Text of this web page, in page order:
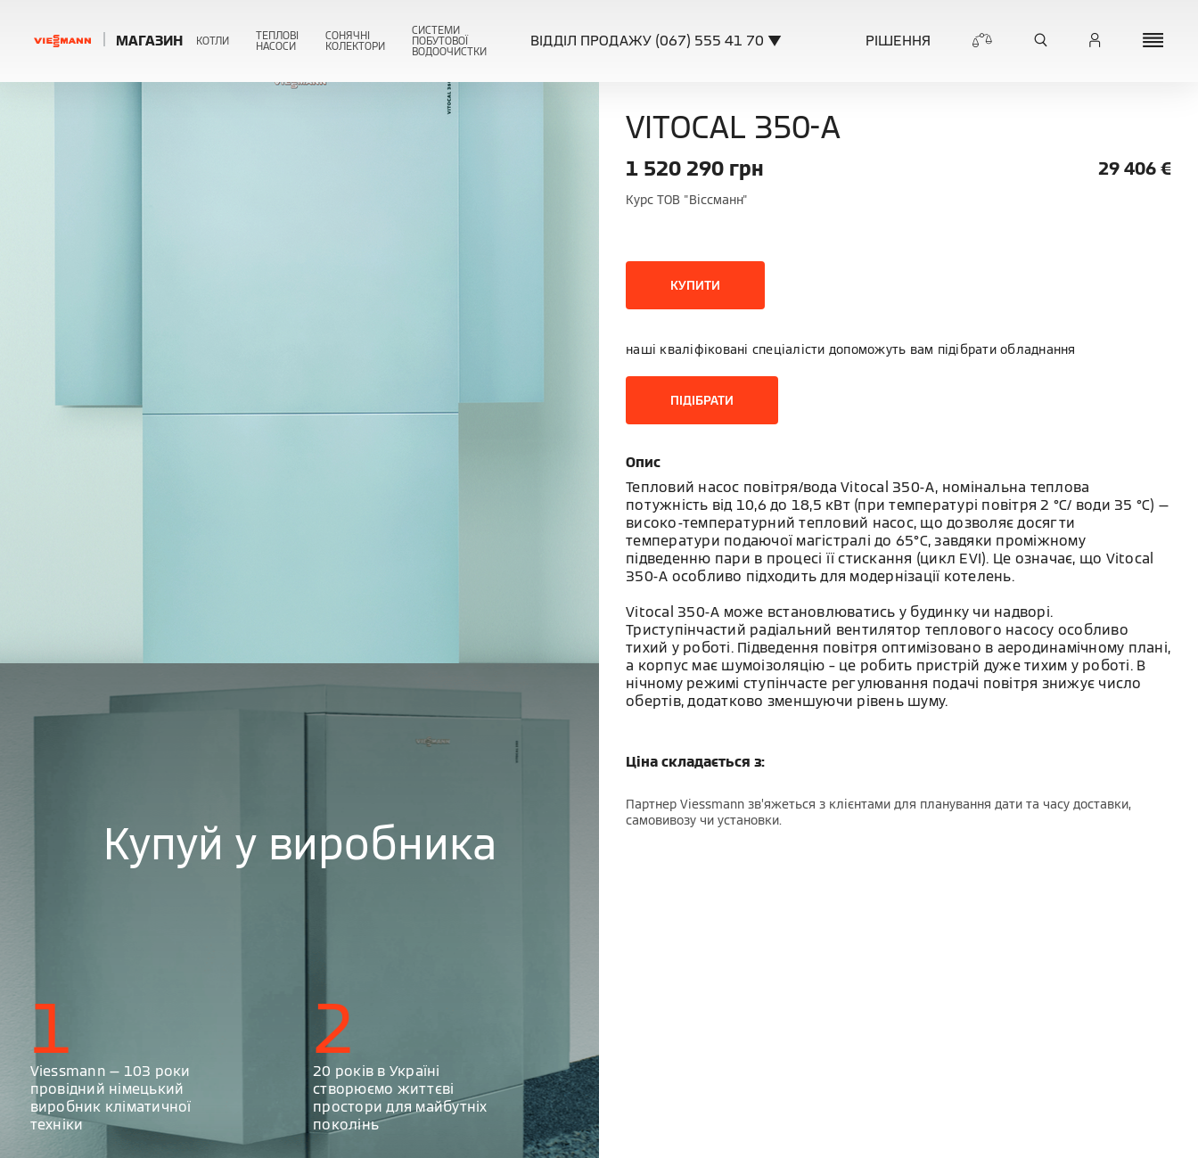
МАГАЗИН КОТЛИ ТЕПЛОВІ
НАСОСИ
СОНЯЧНІ
КОЛЕКТОРИ
СИСТЕМИ
ПОБУТОВОЇ
ВОДООЧИСТКИ
ВІДДІЛ ПРОДАЖУ (067) 555 41 70 ▼ РІШЕННЯ
Купуй у виробника
1
Viessmann — 103 роки
провідний німецький
виробник кліматичної
техніки
2
20 років в Україні
створюємо життєві
простори для майбутніх
поколінь
VITOCAL 350-A
1 520 290 грн 29 406 €
Курс ТОВ "Віссманн"
КУПИТИ
наші кваліфіковані спеціалісти допоможуть вам підібрати обладнання
ПІДІБРАТИ
Опис
Тепловий насос повітря/вода Vitocal 350-A, номінальна теплова
потужність від 10,6 до 18,5 кВт (при температурі повітря 2 °C/ води 35 °C) —
високо-температурний тепловий насос, що дозволяє досягти
температури подаючої магістралі до 65°С, завдяки проміжному
підведенню пари в процесі її стискання (цикл EVI). Це означає, що Vitocal
350-A особливо підходить для модернізації котелень.
Vitocal 350-A може встановлюватись у будинку чи надворі.
Триступінчастий радіальний вентилятор теплового насосу особливо
тихий у роботі. Підведення повітря оптимізовано в аеродинамічному плані,
а корпус має шумоізоляцію – це робить пристрій дуже тихим у роботі. В
нічному режимі ступінчасте регулювання подачі повітря знижує число
обертів, додатково зменшуючи рівень шуму.
Ціна складається з:
Партнер Viessmann зв’яжеться з клієнтами для планування дати та часу доставки,
самовивозу чи установки.